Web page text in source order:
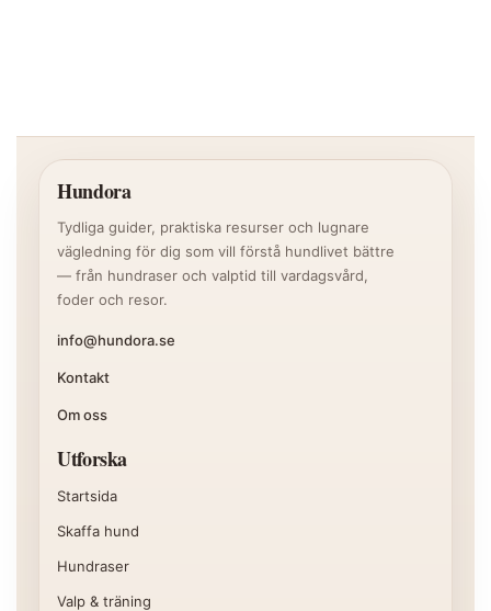
Hundora
Tydliga guider, praktiska resurser och lugnare
vägledning för dig som vill förstå hundlivet bättre
— från hundraser och valptid till vardagsvård,
foder och resor.
info@hundora.se
Kontakt
Om oss
Utforska
Startsida
Skaffa hund
Hundraser
Valp & träning